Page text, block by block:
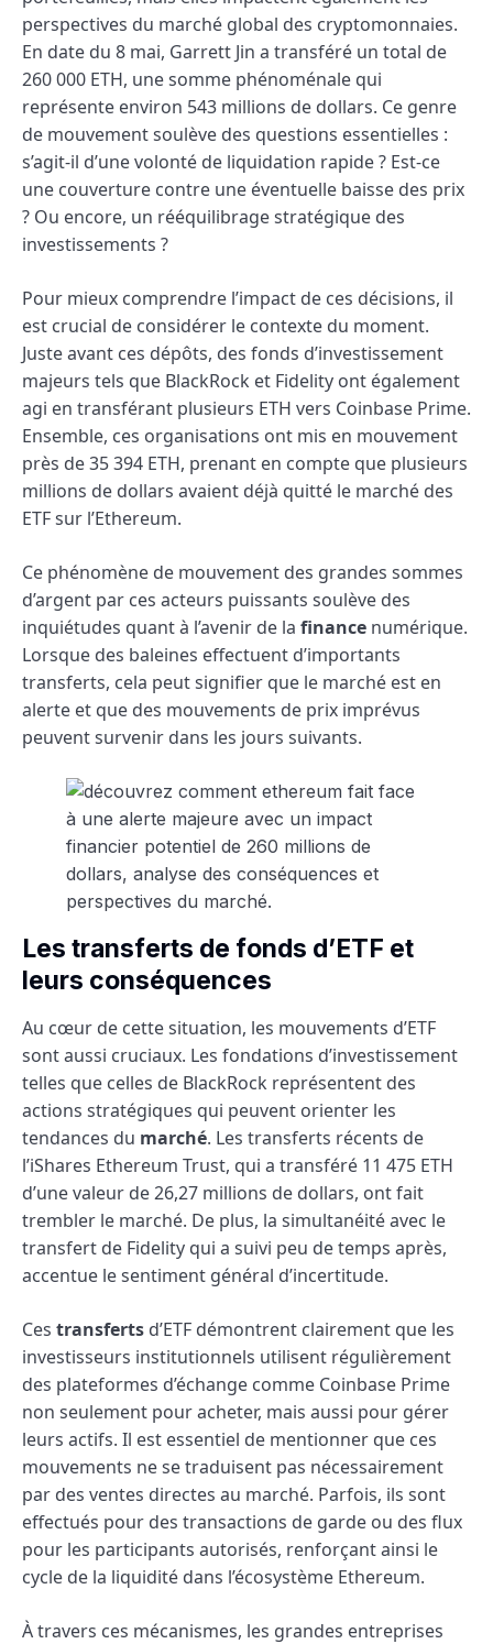
perspectives du marché global des cryptomonnaies.
En date du 8 mai, Garrett Jin a transféré un total de
260 000 ETH, une somme phénoménale qui
représente environ 543 millions de dollars. Ce genre
de mouvement soulève des questions essentielles :
s’agit-il d’une volonté de liquidation rapide ? Est-ce
une couverture contre une éventuelle baisse des prix
? Ou encore, un rééquilibrage stratégique des
investissements ?
Pour mieux comprendre l’impact de ces décisions, il
est crucial de considérer le contexte du moment.
Juste avant ces dépôts, des fonds d’investissement
majeurs tels que BlackRock et Fidelity ont également
agi en transférant plusieurs ETH vers Coinbase Prime.
Ensemble, ces organisations ont mis en mouvement
près de 35 394 ETH, prenant en compte que plusieurs
millions de dollars avaient déjà quitté le marché des
ETF sur l’Ethereum.
Ce phénomène de mouvement des grandes sommes
d’argent par ces acteurs puissants soulève des
inquiétudes quant à l’avenir de la finance numérique.
Lorsque des baleines effectuent d’importants
transferts, cela peut signifier que le marché est en
alerte et que des mouvements de prix imprévus
peuvent survenir dans les jours suivants.
Les transferts de fonds d’ETF et
leurs conséquences
Au cœur de cette situation, les mouvements d’ETF
sont aussi cruciaux. Les fondations d’investissement
telles que celles de BlackRock représentent des
actions stratégiques qui peuvent orienter les
tendances du marché. Les transferts récents de
l’iShares Ethereum Trust, qui a transféré 11 475 ETH
d’une valeur de 26,27 millions de dollars, ont fait
trembler le marché. De plus, la simultanéité avec le
transfert de Fidelity qui a suivi peu de temps après,
accentue le sentiment général d’incertitude.
Ces transferts d’ETF démontrent clairement que les
investisseurs institutionnels utilisent régulièrement
des plateformes d’échange comme Coinbase Prime
non seulement pour acheter, mais aussi pour gérer
leurs actifs. Il est essentiel de mentionner que ces
mouvements ne se traduisent pas nécessairement
par des ventes directes au marché. Parfois, ils sont
effectués pour des transactions de garde ou des flux
pour les participants autorisés, renforçant ainsi le
cycle de la liquidité dans l’écosystème Ethereum.
À travers ces mécanismes, les grandes entreprises